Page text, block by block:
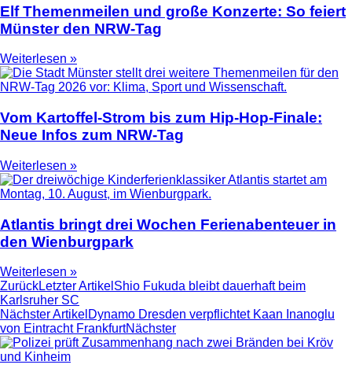
Elf Themenmeilen und große Konzerte: So feiert
Münster den NRW-Tag
Weiterlesen »
Vom Kartoffel-Strom bis zum Hip-Hop-Finale:
Neue Infos zum NRW-Tag
Weiterlesen »
Atlantis bringt drei Wochen Ferienabenteuer in
den Wienburgpark
Weiterlesen »
ZurückLetzter Artikel Shio Fukuda bleibt dauerhaft beim
Karlsruher SC
Nächster Artikel Dynamo Dresden verpflichtet Kaan Inanoglu
von Eintracht FrankfurtNächster